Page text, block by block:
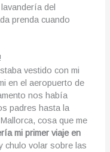
del
prenda cuando
vestido con mi
en el aeropuerto de
nos había
padres hasta la
cosa que me
mi primer viaje en
chulo volar sobre las